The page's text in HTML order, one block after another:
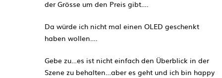
der Grösse um den Preis gibt….
Da würde ich nicht mal einen OLED geschenkt
haben wollen….
Gebe zu…es ist nicht einfach den Überblick in der
Szene zu behalten…aber es geht und ich bin happy